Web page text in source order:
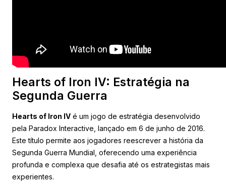
Hearts of Iron IV: Estratégia na
Segunda Guerra
Hearts of Iron IV é um jogo de estratégia desenvolvido
pela Paradox Interactive, lançado em 6 de junho de 2016.
Este título permite aos jogadores reescrever a história da
Segunda Guerra Mundial, oferecendo uma experiência
profunda e complexa que desafia até os estrategistas mais
experientes.